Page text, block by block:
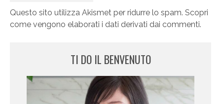
Questo sito utilizza Akismet per ridurre lo spam. Scopri
come vengono elaborati i dati derivati dai commenti.
TI DO IL BENVENUTO